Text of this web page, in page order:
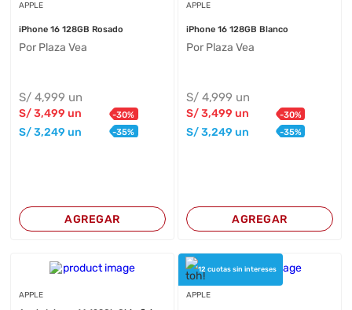
APPLE
iPhone 16 128GB Rosado
Por Plaza Vea
S/4,999 un
S/3,499 un -30%
S/3,249 un -35%
AGREGAR
APPLE
iPhone 16 128GB Blanco
Por Plaza Vea
S/ 4,999 un
S/3,499 un -30%
S/3,249 un -35%
AGREGAR
APPLE
12 cuotas sin intereses
APPLE